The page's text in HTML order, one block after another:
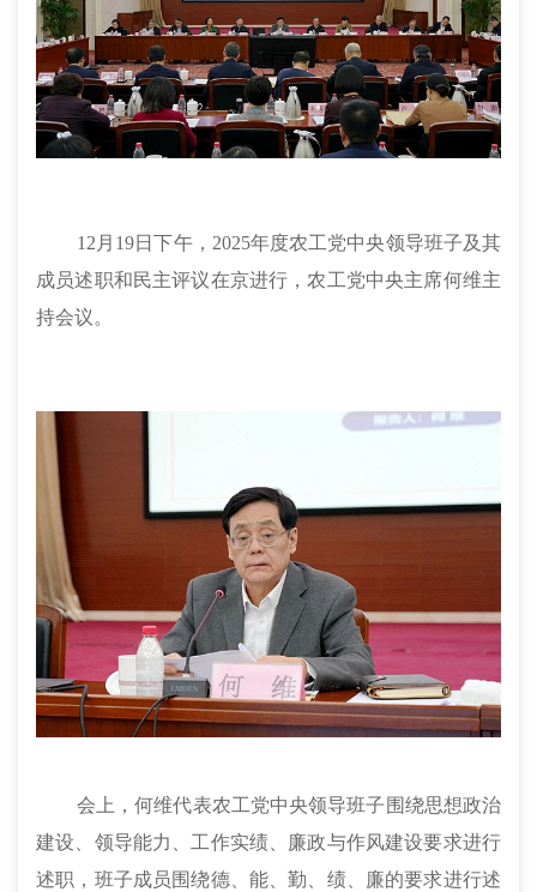
12月19日下午，2025年度农工党中央领导班子及其
成员述职和民主评议在京进行，农工党中央主席何维主
持会议。
会上，何维代表农工党中央领导班子围绕思想政治
建设、领导能力、工作实绩、廉政与作风建设要求进行
述职，班子成员围绕德、能、勤、绩、廉的要求进行述